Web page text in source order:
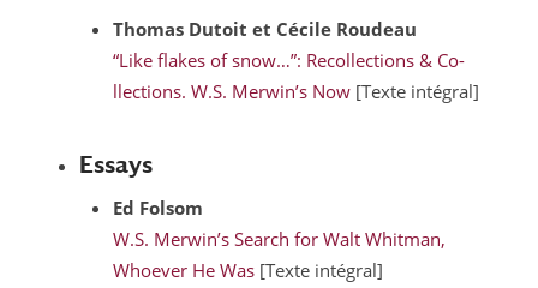
Thomas Dutoit et Cécile Roudeau
“Like flakes of snow…”: Recollections & Co-
llections. W.S. Merwin’s Now [Texte intégral]
Essays
Ed Folsom
W.S. Merwin’s Search for Walt Whitman,
Whoever He Was [Texte intégral]